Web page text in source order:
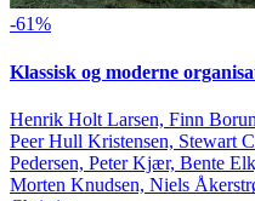
-61%
Klassisk og moderne
Henrik Holt Larsen, Finn
Peer Hull Kristensen, Stewart
Pedersen, Peter Kjær, Bente
Morten Knudsen, Niels